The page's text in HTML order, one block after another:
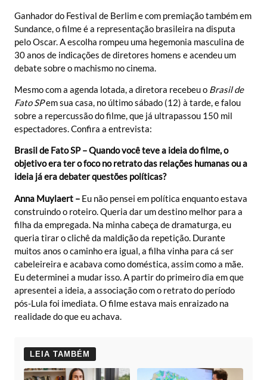
Ganhador do Festival de Berlim e com premiação também em
Sundance, o filme é a representação brasileira na disputa
pelo Oscar. A escolha rompeu uma hegemonia masculina de
30 anos de indicações de diretores homens e acendeu um
debate sobre o machismo no cinema.
Mesmo com a agenda lotada, a diretora recebeu o Brasil de
Fato SPem sua casa, no último sábado (12) à tarde, e falou
sobre a repercussão do filme, que já ultrapassou 150 mil
espectadores. Confira a entrevista:
Brasil de Fato SP – Quando você teve a ideia do filme, o
objetivo era ter o foco no retrato das relações humanas ou a
ideia já era debater questões políticas?
Anna Muylaert – Eu não pensei em política enquanto estava
construindo o roteiro. Queria dar um destino melhor para a
filha da empregada. Na minha cabeça de dramaturga, eu
queria tirar o clichê da maldição da repetição. Durante
muitos anos o caminho era igual, a filha vinha para cá ser
cabeleireira e acabava como doméstica, assim como a mãe.
Eu determinei a mudar isso. A partir do primeiro dia em que
apresentei a ideia, a associação com o retrato do período
pós-Lula foi imediata. O filme estava mais enraizado na
realidade do que eu achava.
LEIA TAMBÉM